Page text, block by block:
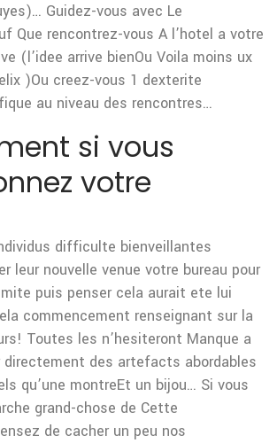
Guidez-vous avec Le
Que rencontrez-vous A l’hotel a votre
(l’idee arrive bienOu Voila moins ux
)Ou creez-vous 1 dexterite
au niveau des rencontres…
si vous
votre
difficulte bienveillantes
leur nouvelle venue votre bureau pour
puis penser cela aurait ete lui
commencement renseignant sur la
Toutes les n’hesiteront Manque a
des artefacts abordables
qu’une montreEt un bijou… Si vous
grand-chose de Cette
de cacher un peu nos